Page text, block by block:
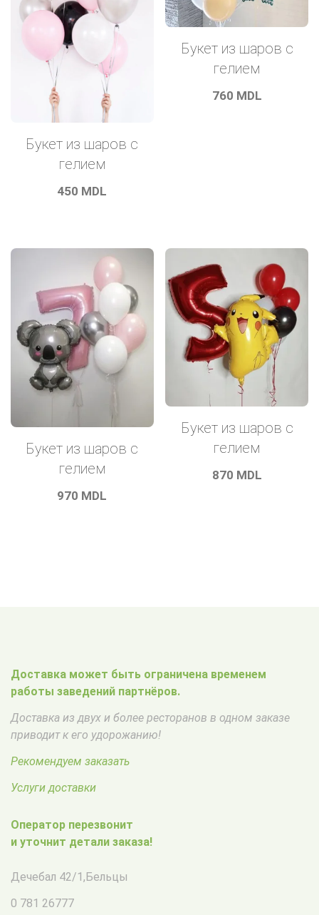
Букет из шаров с
гелием
450 MDL
Букет из шаров с
гелием
760 MDL
Букет из шаров с
гелием
970 MDL
Букет из шаров с
гелием
870 MDL
Доставка может быть ограничена временем
работы заведений партнёров.
Доставка из двух и более ресторанов в одном заказе
приводит к его удорожанию!
Рекомендуем заказать
Услуги доставки
Оператор перезвонит
и уточнит детали заказа!
Дечебал 42/1,Бельцы
0 781 26777